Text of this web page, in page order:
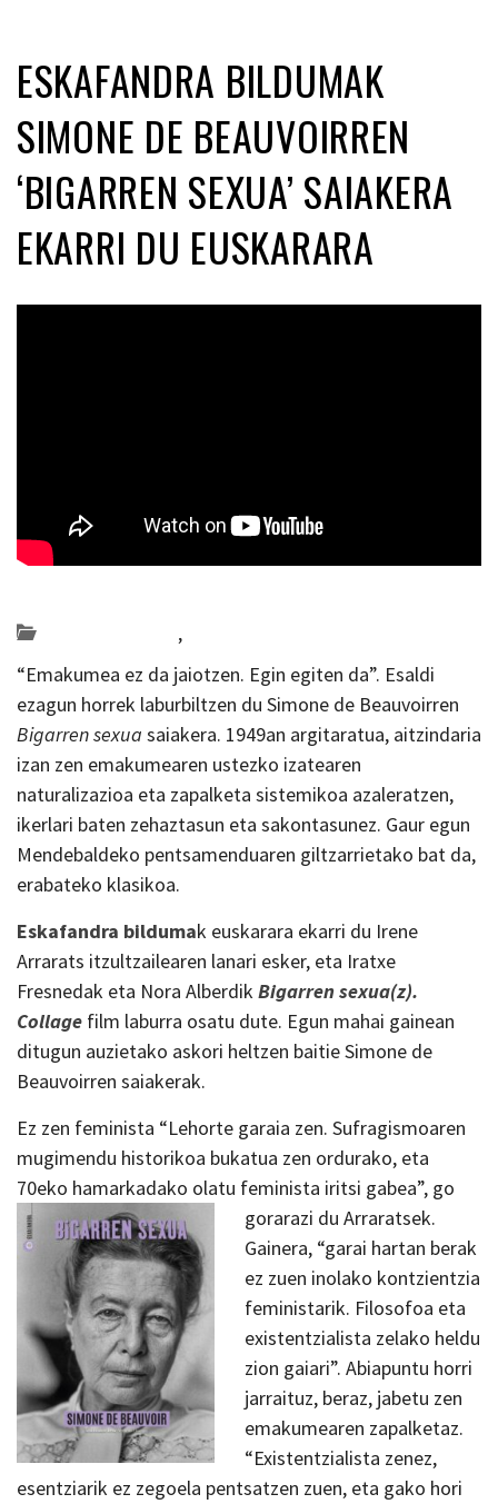
ESKAFANDRA BILDUMAK
SIMONE DE BEAUVOIRREN
‘BIGARREN SEXUA’ SAIAKERA
EKARRI DU EUSKARARA
,
“Emakumea ez da jaiotzen. Egin egiten da”. Esaldi
ezagun horrek laburbiltzen du Simone de Beauvoirren
Bigarren sexua saiakera. 1949an argitaratua, aitzindaria
izan zen emakumearen ustezko izatearen
naturalizazioa eta zapalketa sistemikoa azaleratzen,
ikerlari baten zehaztasun eta sakontasunez. Gaur egun
Mendebaldeko pentsamenduaren giltzarrietako bat da,
erabateko klasikoa.
Eskafandra bildumak euskarara ekarri du Irene
Arrarats itzultzailearen lanari esker, eta Iratxe
Fresnedak eta Nora Alberdik Bigarren sexua(z).
Collage film laburra osatu dute. Egun mahai gainean
ditugun auzietako askori heltzen baitie Simone de
Beauvoirren saiakerak.
Ez zen feminista “Lehorte garaia zen. Sufragismoaren
mugimendu historikoa bukatua zen ordurako, eta
70eko hamarkadako olatu feminista iritsi gabea”, go
gorarazi du Arraratsek.
Gainera, “garai hartan berak
ez zuen inolako kontzientzia
feministarik. Filosofoa eta
existentzialista zelako heldu
zion gaiari”. Abiapuntu horri
jarraituz, beraz, jabetu zen
emakumearen zapalketaz.
“Existentzialista zenez,
esentziarik ez zegoela pentsatzen zuen, eta gako hori